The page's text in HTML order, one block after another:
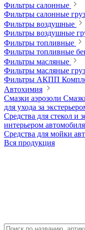
Фильтры салонные
Фильтры салонные
Фильтры воздушные
Фильтры воздушные
Фильтры топливные
Фильтры топливные
Фильтры масляные
Фильтры масляные
Фильтры АКПП
Автохимия
Смазки аэрозоли
для ухода за
Средства для стекол и
интерьером автомобиля
Средства для мойки
Вся продукция